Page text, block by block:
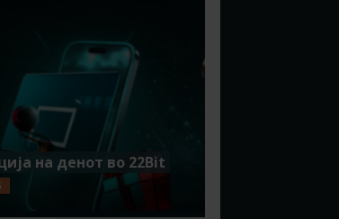
на денот во 22Bit